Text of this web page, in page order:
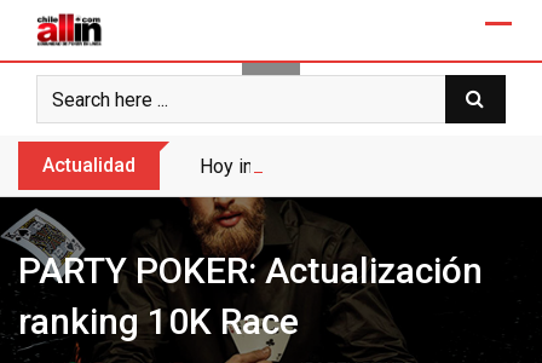
content
Actualidad Hoy inicia el Torneo Raider en Enjoy
PARTY POKER: Actualización
ranking 10K Race